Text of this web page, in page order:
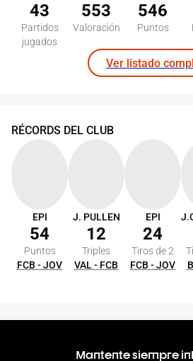
43
Partidos
jugados
553
Valoración
546
Puntos
Ver listado
RÉCORDS DEL CLUB
EPI
54
Puntos
FCB - JOV
J. PULLEN
12
Triples
VAL - FCB
EPI
24
Tiros de 2
FCB - JOV
Mantente siempre